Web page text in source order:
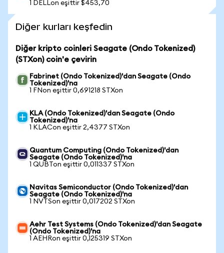
1 DELLon eşittir $453,70
Diğer kurları keşfedin
Diğer kripto coinleri Seagate (Ondo Tokenized)
(STXon) coin'e çevirin
Fabrinet (Ondo Tokenized)'dan Seagate (Ondo
Tokenized)'na
1 FNon eşittir 0,691218 STXon
KLA (Ondo Tokenized)'dan Seagate (Ondo
Tokenized)'na
1 KLACon eşittir 2,4377 STXon
Quantum Computing (Ondo Tokenized)'dan
Seagate (Ondo Tokenized)'na
1 QUBTon eşittir 0,011337 STXon
Navitas Semiconductor (Ondo Tokenized)'dan
Seagate (Ondo Tokenized)'na
1 NVTSon eşittir 0,017202 STXon
Aehr Test Systems (Ondo Tokenized)'dan Seagate
(Ondo Tokenized)'na
1 AEHRon eşittir 0,125319 STXon